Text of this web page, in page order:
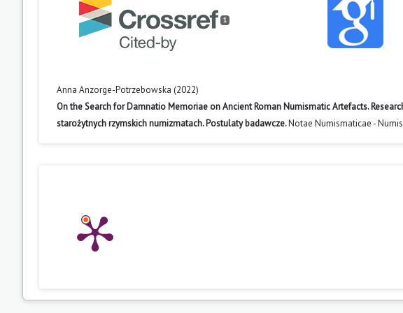
1
Anna Anzorge-Potrzebowska (2022)
On the Search for Damnatio Memoriae on Ancient Roman Numismatic Artefacts.
starożytnych rzymskich numizmatach. Postulaty badawcze.Notae Numismaticae -